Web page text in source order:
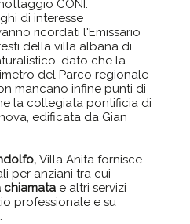
CONI.
di interesse
ricordati l'Emissario
della villa albana di
dato che la
del Parco regionale
mancano infine punti di
la collegiata pontificia di
edificata da Gian
Villa Anita fornisce
per anziani tra cui
chiamata e altri servizi
professionale e su